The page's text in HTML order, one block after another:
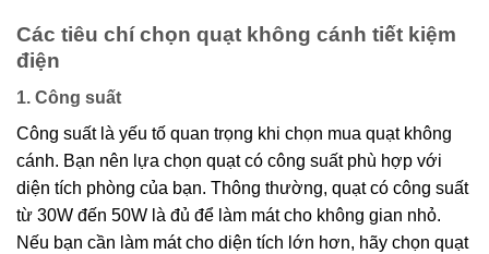
Các tiêu chí chọn quạt không cánh tiết kiệm
điện
1. Công suất
Công suất là yếu tố quan trọng khi chọn mua quạt không
cánh. Bạn nên lựa chọn quạt có công suất phù hợp với
diện tích phòng của bạn. Thông thường, quạt có công suất
từ 30W đến 50W là đủ để làm mát cho không gian nhỏ.
Nếu bạn cần làm mát cho diện tích lớn hơn, hãy chọn quạt